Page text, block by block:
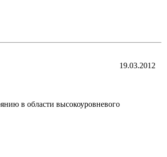
19.03.2012
в области высокоуровневого